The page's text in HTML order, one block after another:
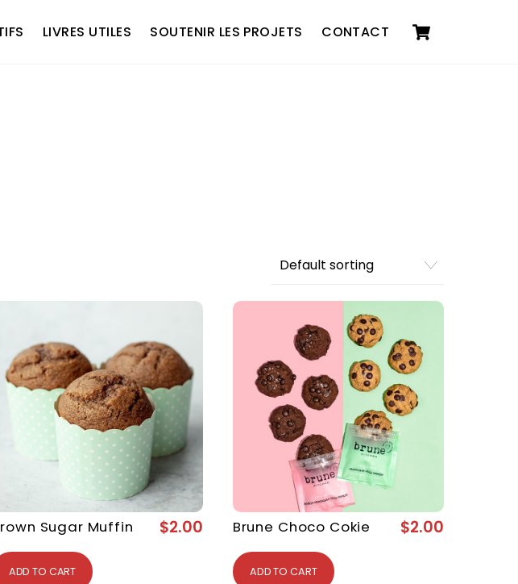
LIVRES UTILES SOUTENIR LES PROJETS CONTACT
Sugar Muffin $2.00
ADD TO CART
Brune Choco Cokie $2.00
ADD TO CART